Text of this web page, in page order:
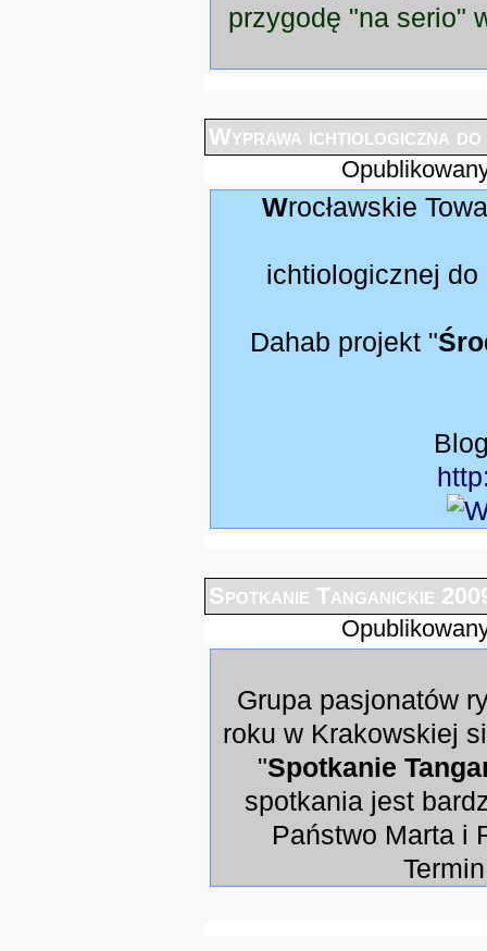
przygodę "na serio"
Wyprawa ichtiologiczna
Wrocławskie Towarzystwo Akwarystyczne zaprasza na bloga
ichtiologicznej
Dahab projekt "
Spotkanie Tanganickie
Grupa pasjonatów
roku w Krakowskiej
"Spotkanie
spotkania jest
Państwo Marta i